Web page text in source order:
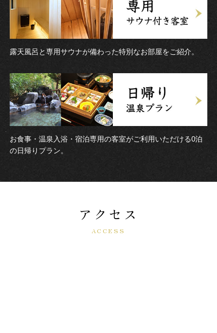
露天風呂と専用サウナが備わった特別なお部屋をご紹介。
お食事・温泉入浴・宿泊専用の客室がご利用いただける0泊
の日帰りプラン。
アクセス
ACCESS